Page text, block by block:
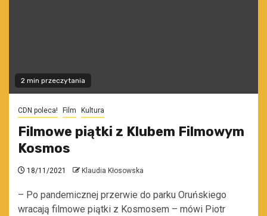
2 min przeczytania
CDN poleca! Film Kultura
Filmowe piątki z Klubem Filmowym
Kosmos
18/11/2021 Klaudia Kłosowska
– Po pandemicznej przerwie do parku Oruńskiego
wracają filmowe piątki z Kosmosem – mówi Piotr